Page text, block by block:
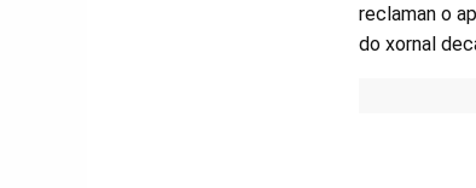
reclaman o
do xornal